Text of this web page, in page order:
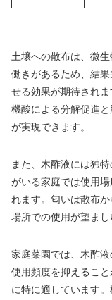
土壌への散布は、微
働きがあるため、結
せる効果が期待され
機酸による分解促進
が実現できます。
また、木酢液には独
がいる家庭では使用
れます。匂いは散布
場所での使用が望まし
家庭菜園では、木酢
使用頻度を抑えるこ
に特に適しています